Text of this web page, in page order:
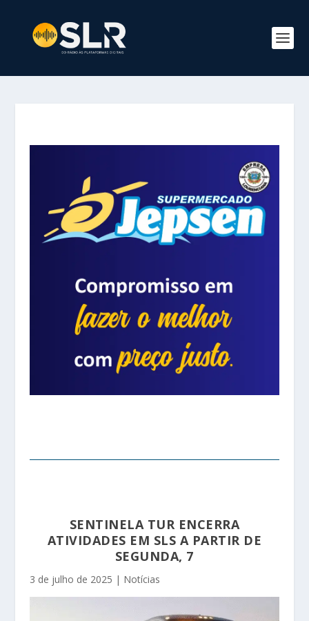
SENTINELA TUR ENCERRA
ATIVIDADES EM SLS A PARTIR DE
SEGUNDA, 7
3 de julho de 2025 | Notícias